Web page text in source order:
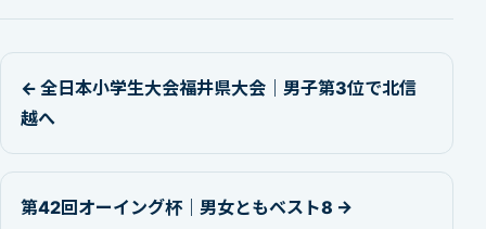
← 全日本小学生大会福井県大会｜男子第3位で北信
越へ
第42回オーイング杯｜男女ともベスト8 →